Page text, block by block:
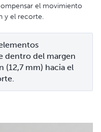
el movimiento
y el recorte.
dentro del margen
(12,7 mm) hacia el